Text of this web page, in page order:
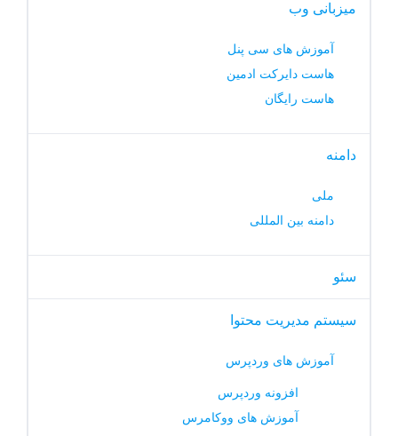
میزبانی وب
آموزش های سی پنل
هاست دایرکت ادمین
هاست رایگان
دامنه
ملی
دامنه بین المللی
سئو
سیستم مدیریت محتوا
آموزش های وردپرس
افزونه وردپرس
آموزش های ووکامرس